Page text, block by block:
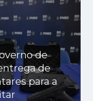
de
de
para a